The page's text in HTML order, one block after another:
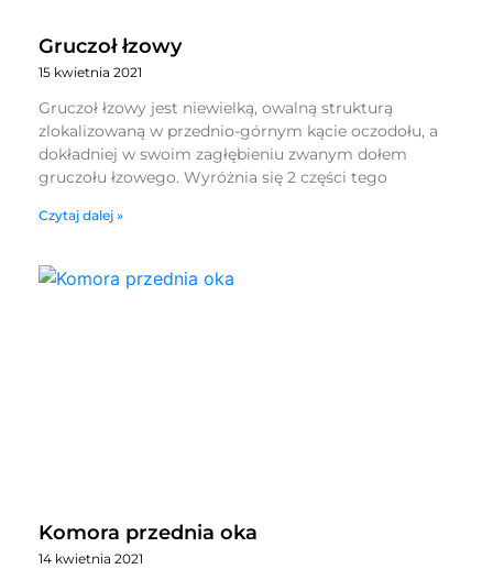
Gruczoł łzowy
15 kwietnia 2021
Gruczoł łzowy jest niewielką, owalną strukturą
zlokalizowaną w przednio-górnym kącie oczodołu, a
dokładniej w swoim zagłębieniu zwanym dołem
gruczołu łzowego. Wyróżnia się 2 części tego
Czytaj dalej »
Komora przednia oka
14 kwietnia 2021